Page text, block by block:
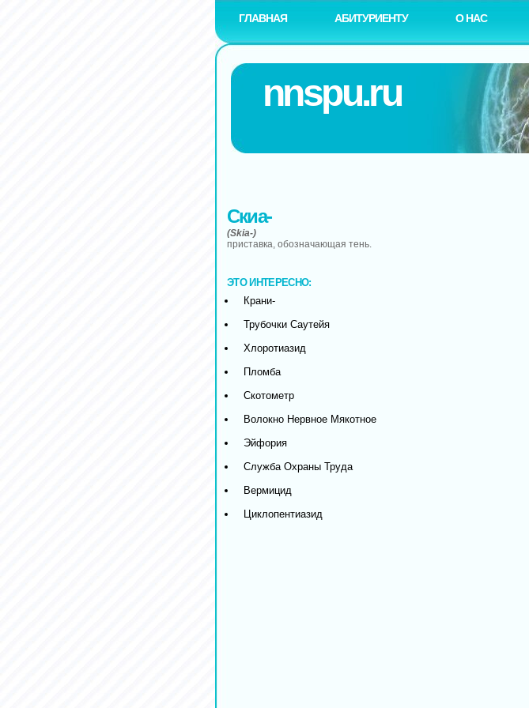
ГЛАВНАЯ АБИТУРИЕНТУ О НАС
nnspu.ru
Скиа-
(Skia-)
приставка, обозначающая тень.
ЭТО ИНТЕРЕСНО:
Крани-
Трубочки Саутейя
Хлоротиазид
Пломба
Скотометр
Волокно Нервное Мякотное
Эйфория
Служба Охраны Труда
Вермицид
Циклопентиазид